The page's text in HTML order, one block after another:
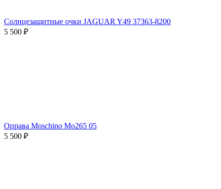
Солнцезащитные очки JAGUAR Y49 37363-8200
5 500 ₽
Оправа Moschino Mo265 05
5 500 ₽